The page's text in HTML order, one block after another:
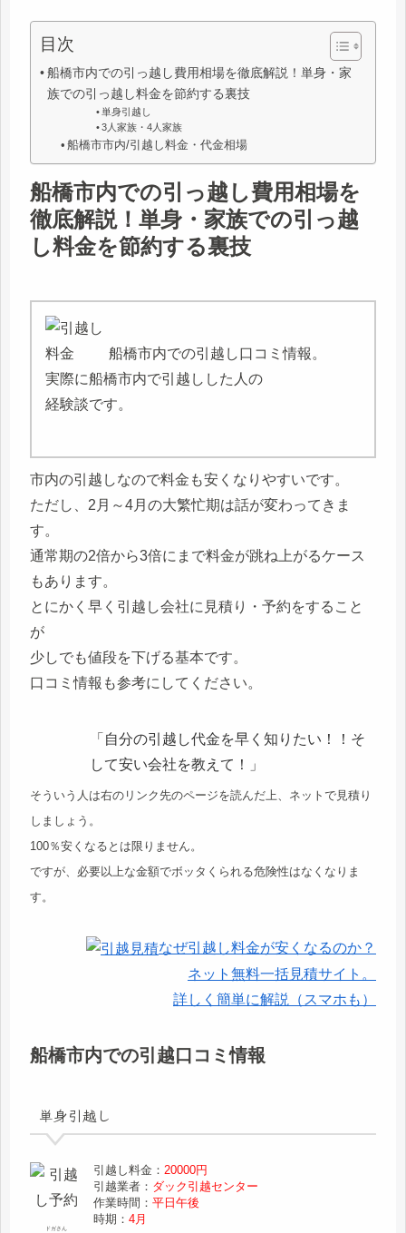
目次
船橋市内での引っ越し費用相場を徹底解説！単身・家
族での引っ越し料金を節約する裏技
単身引越し
3人家族・4人家族
船橋市市内/引越し料金・代金相場
船橋市内での引っ越し費用相場を
徹底解説！単身・家族での引っ越
し料金を節約する裏技
船橋市内での引越し口コミ情報。
実際に船橋市内で引越しした人の
経験談です。
市内の引越しなので料金も安くなりやすいです。
ただし、2月～4月の大繁忙期は話が変わってきま
す。
通常期の2倍から3倍にまで料金が跳ね上がるケース
もあります。
とにかく早く引越し会社に見積り・予約をすること
が
少しでも値段を下げる基本です。
口コミ情報も参考にしてください。
「自分の引越し代金を早く知りたい！！そ
して安い会社を教えて！」
そういう人は右のリンク先のページを読んだ上、ネットで見積り
しましょう。
100％安くなるとは限りません。
ですが、必要以上な金額でボッタくられる危険性はなくなりま
す。
なぜ引越し料金が安くなるのか？
ネット無料一括見積サイト。
詳しく簡単に解説（スマホも）
船橋市内での引越口コミ情報
単身引越し
ドガさん
引越し料金：20000円
引越業者： ダック引越センター
作業時間：平日午後
時期：4月